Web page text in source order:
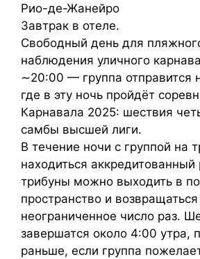
Рио-де-Жанейро
Завтрак в отеле.
Свободный день для
наблюдения уличного
∼20:00 — группа отправится
где в эту ночь пройдёт
Карнавала 2025: шествия
самбы высшей лиги.
В течение ночи с группой на
находиться аккредитованный
трибуны можно выходить в
пространство и возвращаться
неограниченное число раз.
завершатся около 4:00 утра,
раньше, если группа